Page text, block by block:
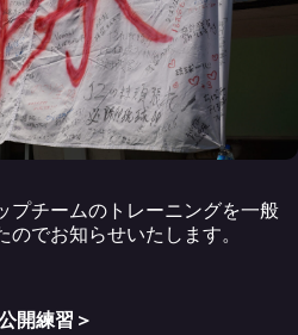
プチームのトレーニングを一般
でお知らせいたします。
開練習＞